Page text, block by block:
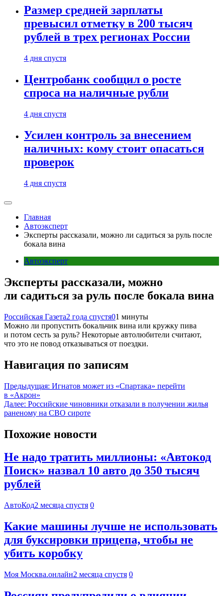
Размер средней зарплаты
превысил отметку в 200 тысяч
рублей в трех регионах России
4 дня спустя
Центробанк сообщил о росте
спроса на наличные рубли
4 дня спустя
Усилен контроль за внесением
наличных: кому стоит опасаться
проверок
4 дня спустя
Главная
Автоэксперт
Эксперты рассказали, можно ли садиться за руль после
бокала вина
Автоэксперт
Эксперты рассказали, можно
ли садиться за руль после бокала вина
Российская Газета2 года спустя01 минуты
Можно ли пропустить бокальчик вина или кружку пива
и потом сесть за руль? Некоторые автолюбители считают,
что это не повод отказываться от поездки.
Навигация по записям
Предыдущая: Игнатов может из «Спартака» перейти
в «Акрон»
Далее: Российские чиновники отказали в получении жилья
раненому на СВО сироте
Похожие новости
Не надо тратить миллионы: «Автокод
Поиск» назвал 10 авто до 350 тысяч
рублей
АвтоКод2 месяца спустя 0
Какие машины лучше не использовать
для буксировки прицепа, чтобы не
убить коробку
Моя Москва.онлайн2 месяца спустя 0